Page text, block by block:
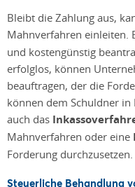
Bleibt die Zahlung aus,
Mahnverfahren einleiten.
und kostengünstig
erfolglos, können
beauftragen, der die
können dem Schuldner
auch das
Mahnverfahren oder eine
Forderung durchzusetzen.
Steuerliche Behandlung